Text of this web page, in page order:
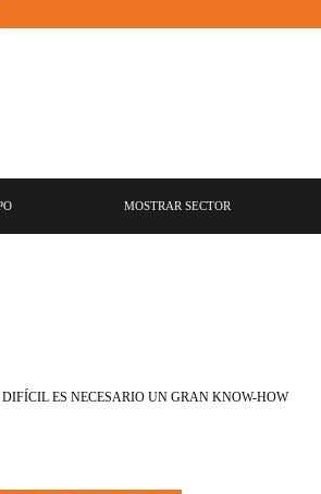
MOSTRAR SECTOR
ES NECESARIO UN GRAN KNOW-HOW